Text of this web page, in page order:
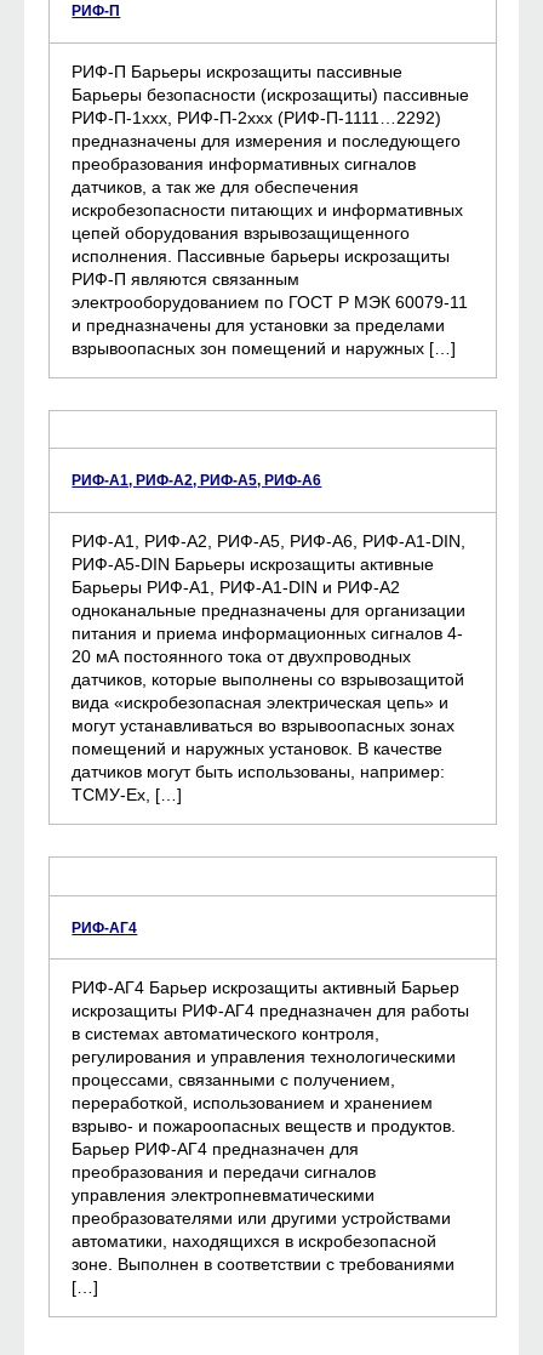
РИФ-П
РИФ-П Барьеры искрозащиты пассивные
Барьеры безопасности (искрозащиты) пассивные
РИФ-П-1ххх, РИФ-П-2ххх (РИФ-П-1111…2292)
предназначены для измерения и последующего
преобразования информативных сигналов
датчиков, а так же для обеспечения
искробезопасности питающих и информативных
цепей оборудования взрывозащищенного
исполнения. Пассивные барьеры искрозащиты
РИФ-П являются связанным
электрооборудованием по ГОСТ Р МЭК 60079-11
и предназначены для установки за пределами
взрывоопасных зон помещений и наружных […]
РИФ-А1, РИФ-А2, РИФ-А5, РИФ-А6
РИФ-А1, РИФ-А2, РИФ-А5, РИФ-А6, РИФ-А1-DIN,
РИФ-А5-DIN Барьеры искрозащиты активные
Барьеры РИФ-А1, РИФ-А1-DIN и РИФ-А2
одноканальные предназначены для организации
питания и приема информационных сигналов 4-
20 мА постоянного тока от двухпроводных
датчиков, которые выполнены со взрывозащитой
вида «искробезопасная электрическая цепь» и
могут устанавливаться во взрывоопасных зонах
помещений и наружных установок. В качестве
датчиков могут быть использованы, например:
ТСМУ-Ех, […]
РИФ-АГ4
РИФ-АГ4 Барьер искрозащиты активный Барьер
искрозащиты РИФ-АГ4 предназначен для работы
в системах автоматического контроля,
регулирования и управления технологическими
процессами, связанными с получением,
переработкой, использованием и хранением
взрыво- и пожароопасных веществ и продуктов.
Барьер РИФ-АГ4 предназначен для
преобразования и передачи сигналов
управления электропневматическими
преобразователями или другими устройствами
автоматики, находящихся в искробезопасной
зоне. Выполнен в соответствии с требованиями
[…]